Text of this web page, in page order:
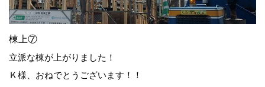
棟上⑦
立派な棟が上がりました！
Ｋ様、おねでとうございます！！